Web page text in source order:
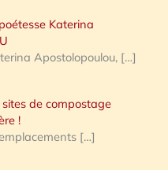
Katerina
Apostolopoulou, […]
de compostage
!
[…]